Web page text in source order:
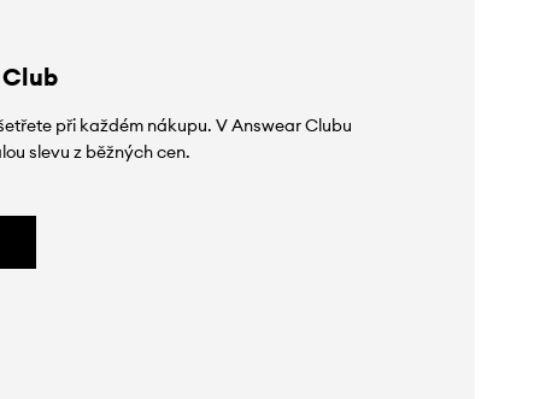
při každém nákupu. V Answear Clubu
slevu z běžných cen.